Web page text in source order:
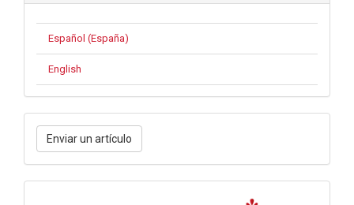
Español (España)
English
Enviar
un
artículo
Enviar un artículo